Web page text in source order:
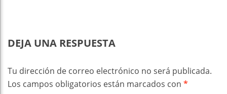
DEJA UNA RESPUESTA
Tu dirección de correo electrónico no será publicada.
Los campos obligatorios están marcados con *